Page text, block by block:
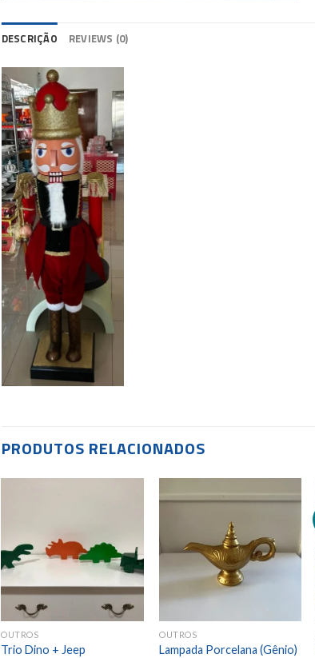
DESCRIÇÃO REVIEWS (0)
PRODUTOS RELACIONADOS
OUTROS
Trio Dino + Jeep
OUTROS
Lampada Porcelana (Gênio)